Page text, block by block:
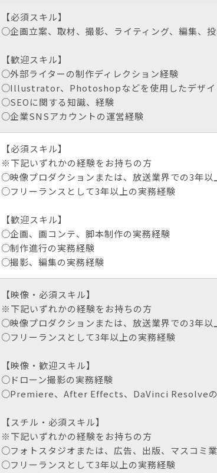
【必須スキル】
企画立案、取材、撮影、ライティング、編集、
【歓迎スキル】
外部ライターの制作ディレクション経験
Illustrator、Photoshopなどを使用したデザイ
SEOに関する知識、経験
企業SNSアカウントの運営経験
【必須スキル】
※下記いずれかの経験をお持ちの方
映像プロダクションまたは、放送業界での3年以
フリーランスとして3年以上の実務経験
【歓迎スキル】
企画、画コンテ、脚本制作の実務経験
制作進行の実務経験
撮影、編集の実務経験
【映像・必須スキル】
※下記いずれかの経験をお持ちの方
映像プロダクションまたは、放送業界での3年以
フリーランスとして3年以上の実務経験
【映像・歓迎スキル】
ドローン撮影の実務経験
Premiere、After Effects、DaVinci Resolve
【スチル・必須スキル】
※下記いずれかの経験をお持ちの方
フォトスタジオまたは、広告、出版、マスコミ
フリーランスとして3年以上の実務経験